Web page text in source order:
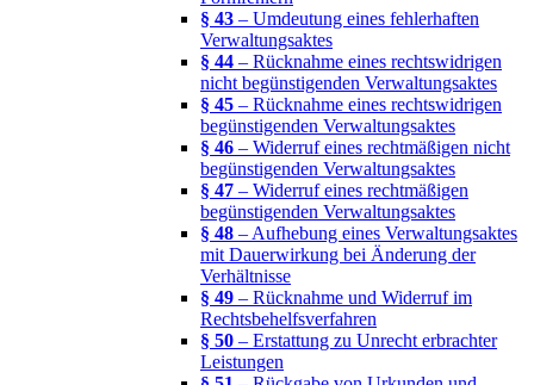
§ 43 – Umdeutung eines fehlerhaften
Verwaltungsaktes
§ 44 – Rücknahme eines rechtswidrigen
nicht begünstigenden Verwaltungsaktes
§ 45 – Rücknahme eines rechtswidrigen
begünstigenden Verwaltungsaktes
§ 46 – Widerruf eines rechtmäßigen nicht
begünstigenden Verwaltungsaktes
§ 47 – Widerruf eines rechtmäßigen
begünstigenden Verwaltungsaktes
§ 48 – Aufhebung eines Verwaltungsaktes
mit Dauerwirkung bei Änderung der
Verhältnisse
§ 49 – Rücknahme und Widerruf im
Rechtsbehelfsverfahren
§ 50 – Erstattung zu Unrecht erbrachter
Leistungen